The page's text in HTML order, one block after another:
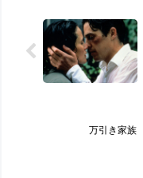
万引き家族